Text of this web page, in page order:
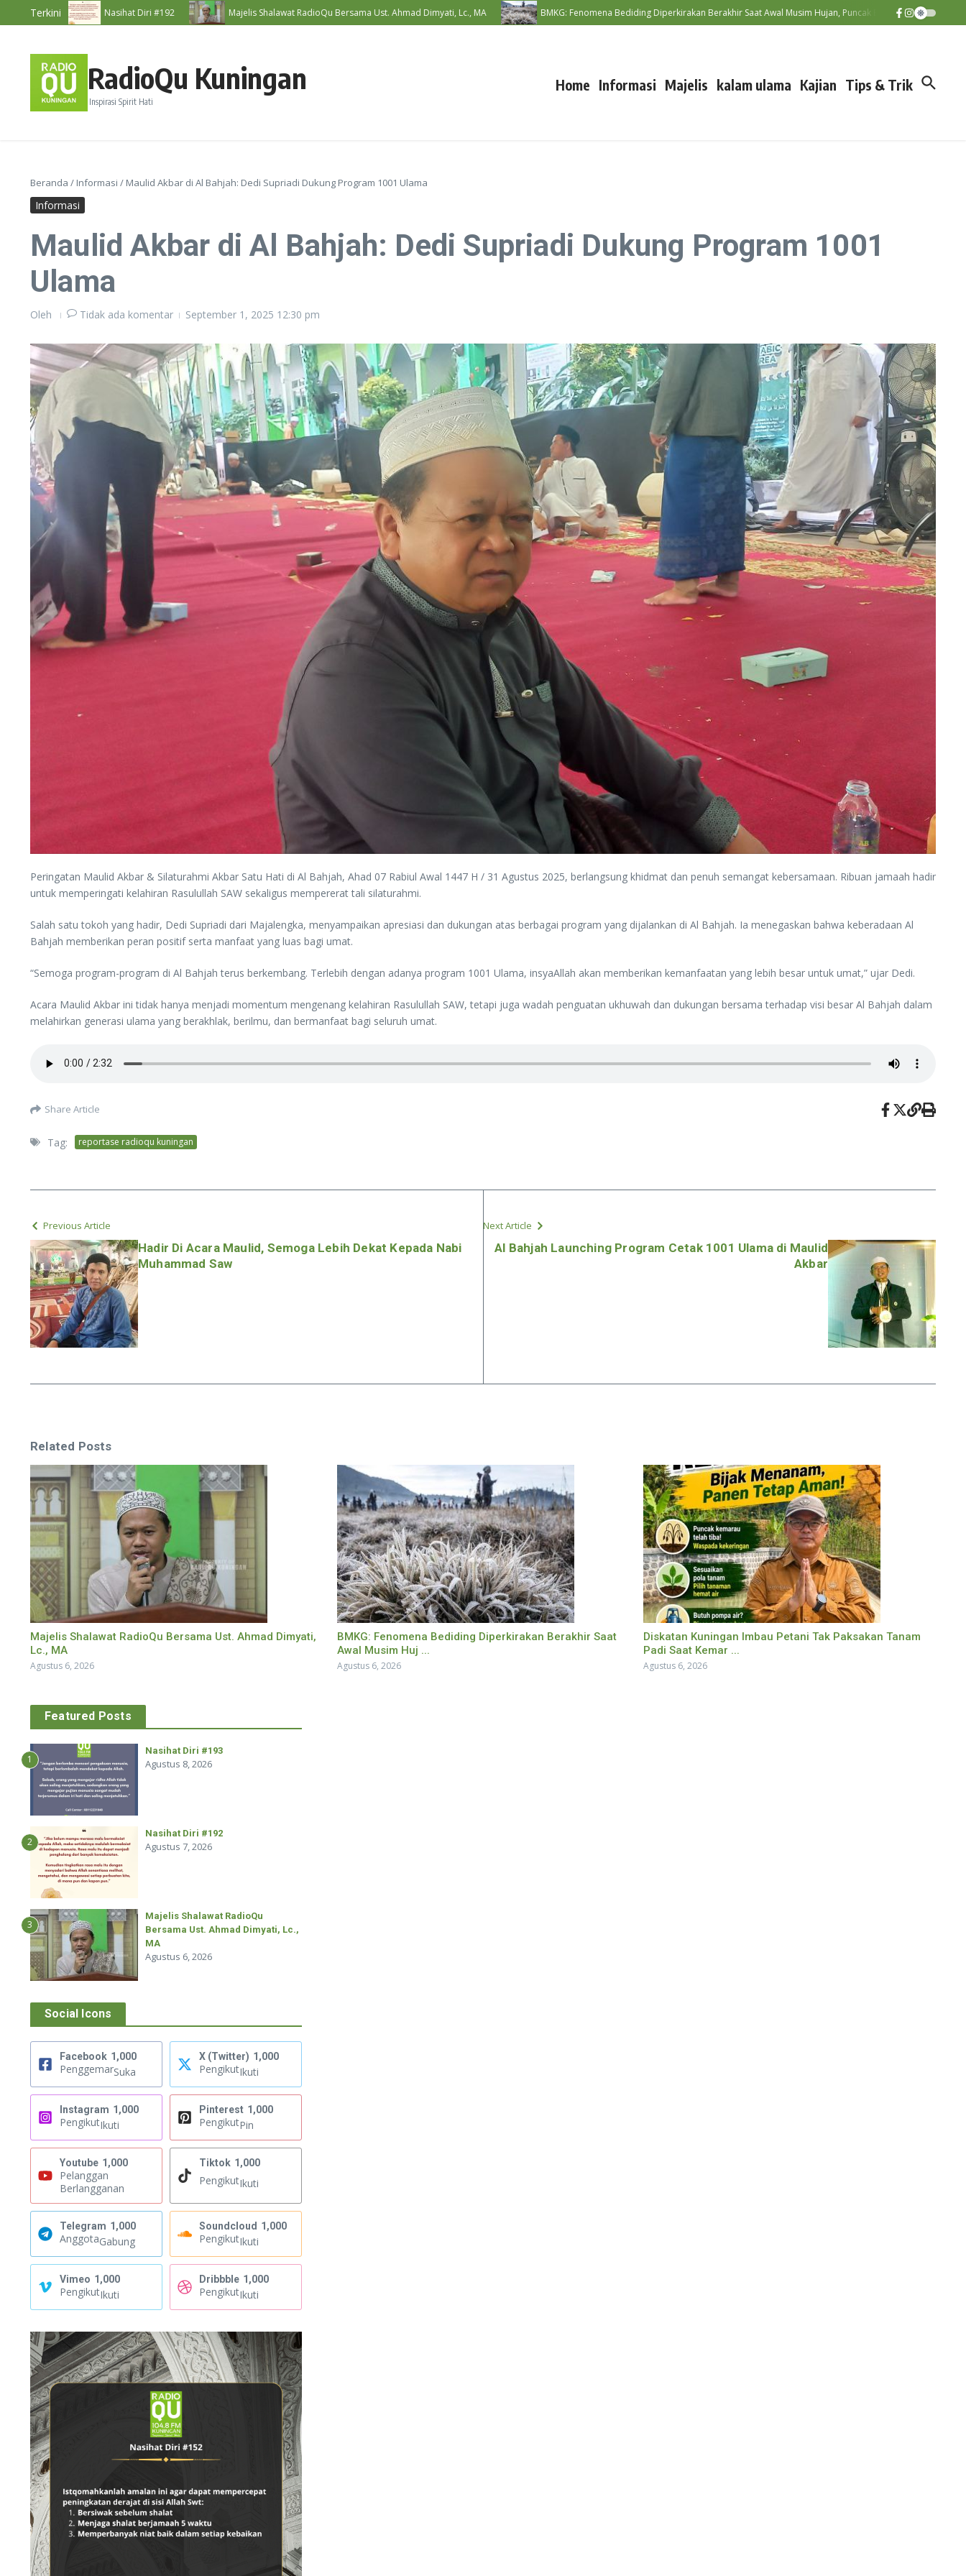
Lewati ke konten
Terkini Nasihat Diri #192 Majelis Shalawat RadioQu Bersama Ust. Ahmad Dimyati, Lc., MA BMKG: Fenomena Bediding Diperkirakan Berakhir Saat Awal Musim Hujan, Puncak El Nino Terjadi
RadioQu Kuningan
Inspirasi Spirit Hati
Home Informasi Majelis kalam ulama Kajian Tips & Trik
Beranda / Informasi / Maulid Akbar di Al Bahjah: Dedi Supriadi Dukung Program 1001 Ulama
Informasi
Maulid Akbar di Al Bahjah: Dedi Supriadi Dukung Program 1001
Ulama
Oleh Tidak ada komentar September 1, 2025 12:30 pm
Peringatan Maulid Akbar & Silaturahmi Akbar Satu Hati di Al Bahjah, Ahad 07 Rabiul Awal 1447 H / 31 Agustus 2025, berlangsung khidmat dan penuh semangat kebersamaan. Ribuan jamaah hadir
untuk memperingati kelahiran Rasulullah SAW sekaligus mempererat tali silaturahmi.
Salah satu tokoh yang hadir, Dedi Supriadi dari Majalengka, menyampaikan apresiasi dan dukungan atas berbagai program yang dijalankan di Al Bahjah. Ia menegaskan bahwa keberadaan Al
Bahjah memberikan peran positif serta manfaat yang luas bagi umat.
“Semoga program-program di Al Bahjah terus berkembang. Terlebih dengan adanya program 1001 Ulama, insyaAllah akan memberikan kemanfaatan yang lebih besar untuk umat,” ujar Dedi.
Acara Maulid Akbar ini tidak hanya menjadi momentum mengenang kelahiran Rasulullah SAW, tetapi juga wadah penguatan ukhuwah dan dukungan bersama terhadap visi besar Al Bahjah dalam
melahirkan generasi ulama yang berakhlak, berilmu, dan bermanfaat bagi seluruh umat.
Share Article
Tag: reportase radioqu kuningan
Previous Article
Hadir Di Acara Maulid, Semoga Lebih Dekat Kepada Nabi
Muhammad Saw
Next Article
Al Bahjah Launching Program Cetak 1001 Ulama di Maulid
Akbar
Related Posts
Majelis Shalawat RadioQu Bersama Ust. Ahmad Dimyati,
Lc., MA
Agustus 6, 2026
BMKG: Fenomena Bediding Diperkirakan Berakhir Saat
Awal Musim Huj ...
Agustus 6, 2026
Diskatan Kuningan Imbau Petani Tak Paksakan Tanam
Padi Saat Kemar ...
Agustus 6, 2026
Featured Posts
1
Nasihat Diri #193
Agustus 8, 2026
2
Nasihat Diri #192
Agustus 7, 2026
3
Majelis Shalawat RadioQu
Bersama Ust. Ahmad Dimyati, Lc.,
MA
Agustus 6, 2026
Social Icons
Facebook 1,000
PenggemarSuka
X (Twitter) 1,000
PengikutIkuti
Instagram 1,000
PengikutIkuti
Pinterest 1,000
PengikutPin
Youtube 1,000
Pelanggan
Berlangganan
Tiktok 1,000
PengikutIkuti
Telegram 1,000
AnggotaGabung
Soundcloud 1,000
PengikutIkuti
Vimeo 1,000
PengikutIkuti
Dribbble 1,000
PengikutIkuti